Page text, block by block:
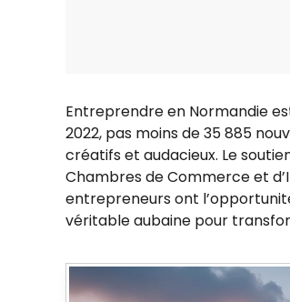
Entreprendre en Normandie
2022, pas moins de 35 885
créatifs et audacieux. Le
Chambres de Commerce et
entrepreneurs ont
véritable aubaine pour